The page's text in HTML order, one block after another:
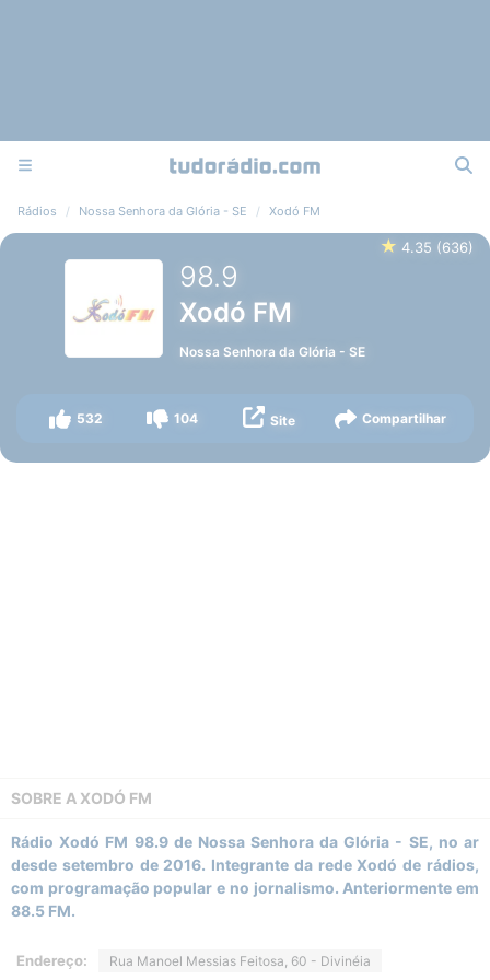
Rádios Nossa Senhora da Glória - SE Xodó FM
★ 4.35 (636)
98.9
Xodó FM
Nossa Senhora da Glória -SE
532 104 Site Compartilhar
SOBRE A XODÓ FM
Rádio Xodó FM 98.9 de Nossa Senhora da Glória - SE, no ar
desde setembro de 2016. Integrante da rede Xodó de rádios,
com programação popular e no jornalismo. Anteriormente em
88.5 FM.
Endereço: Rua Manoel Messias Feitosa, 60 - Divinéia